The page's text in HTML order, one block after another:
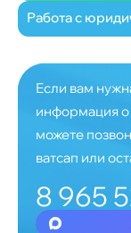
Работа с
Если вам
информация о
можете
ватсап или
8 965